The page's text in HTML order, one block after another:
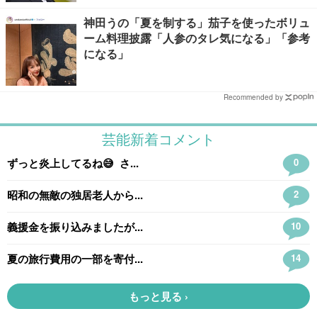
神田うの「夏を制する」茄子を使ったボリュ
ーム料理披露「人参のタレ気になる」「参考
になる」
Recommended by